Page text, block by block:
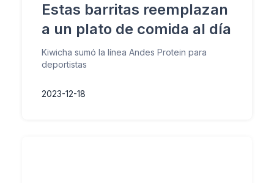
Estas barritas reemplazan
a un plato de comida al día
Kiwicha sumó la línea Andes Protein para
deportistas
2023-12-18